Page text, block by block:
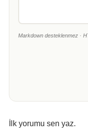
Markdown desteklenmez ·
İlk yorumu sen yaz.